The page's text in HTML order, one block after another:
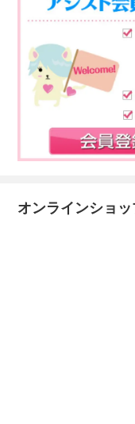
オンラインショ